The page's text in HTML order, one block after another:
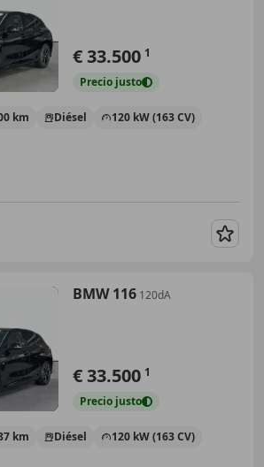
€ 33.500 1
Precio justo
km Diésel
120 kW (163 CV)
BMW 116 120dA
€ 33.500 1
Precio justo
km Diésel
120 kW (163 CV)